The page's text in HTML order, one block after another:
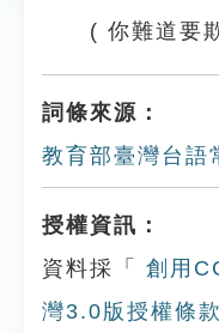
( 你難道要
詞條來源：
教育部臺灣台語
授權資訊：
資料採「
創用
灣3.0版授權條款